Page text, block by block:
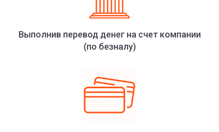
Выполнив перевод денег на счет компании
(по безналу)